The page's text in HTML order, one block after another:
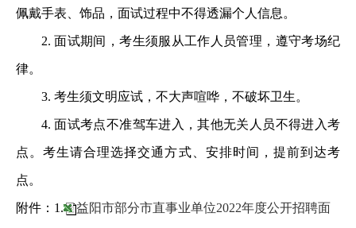
佩戴手表、饰品，面试过程中不得透漏个人信息。
2. 面试期间，考生须服从工作人员管理，遵守考场纪
律。
3. 考生须文明应试，不大声喧哗，不破坏卫生。
4. 面试考点不准驾车进入，其他无关人员不得进入考
点。考生请合理选择交通方式、安排时间，提前到达考
点。
附件：1. 益阳市部分市直事业单位2022年度公开招聘面